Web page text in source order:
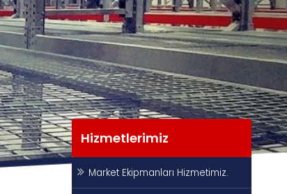
Hizmetlerimiz
Market Ekipmanları Hizmetimiz.